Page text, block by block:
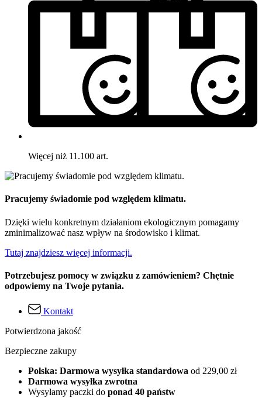
Więcej niż 11.100 art.
Pracujemy świadomie pod względem klimatu.
Dzięki wielu konkretnym działaniom ekologicznym pomagamy
zminimalizować nasz wpływ na środowisko i klimat.
Tutaj znajdziesz więcej informacji.
Potrzebujesz pomocy w związku z zamówieniem? Chętnie
odpowiemy na Twoje pytania.
Kontakt
Potwierdzona jakość
Bezpieczne zakupy
Polska: Darmowa wysyłka standardowa od 229,00 zł
Darmowa wysyłka zwrotna
Wysyłamy paczki do ponad 40 państw